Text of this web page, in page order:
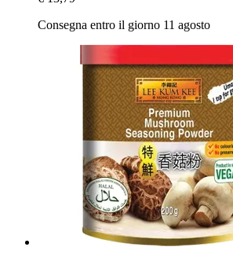
Consegna entro il giorno 11 agosto